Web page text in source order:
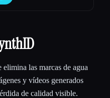
las marcas de agua
y vídeos generados
de calidad visible.